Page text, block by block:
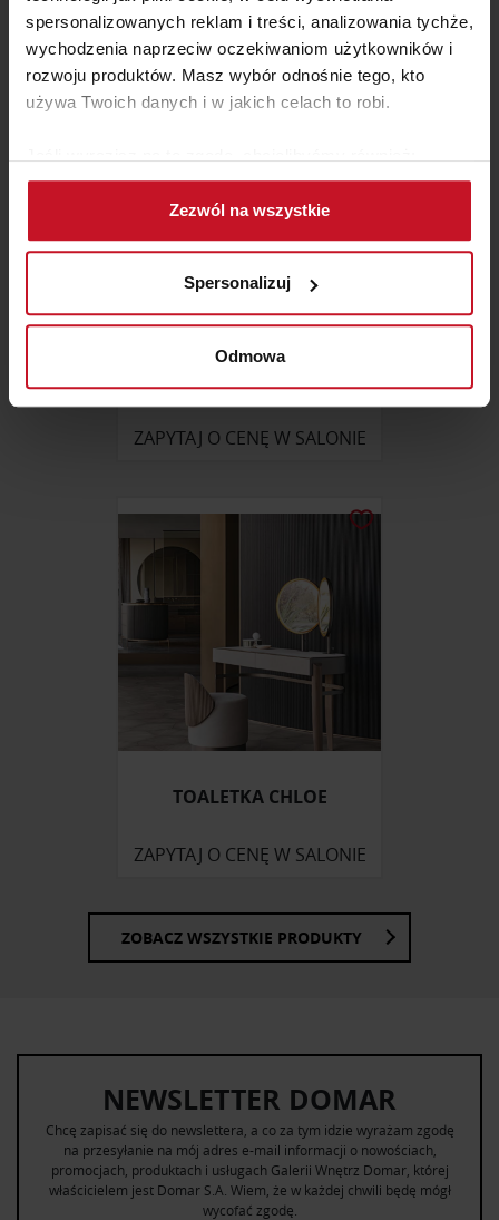
spersonalizowanych reklam i treści, analizowania tychże,
wychodzenia naprzeciw oczekiwaniom użytkowników i
rozwoju produktów. Masz wybór odnośnie tego, kto
używa Twoich danych i w jakich celach to robi.
Gromadzić dane dotyczące Twojej lokalizacji
geograficznej z dokładnością nawet do kilku metrów
Identyfikować Twoje urządzenie, aktywnie
(fingerprinting, czyli wirtualny odcisk palca)
Dowiedz się więcej odnośnie tego, jak Twoje osobiste
dane są przetwarzane oraz ustaw własne preferencje w
zmienić lub wycofać swoją zgodę w dowolnej chwili.
analizować ruch w naszej witrynie. Informacje o tym, jak
korzystasz z naszej witryny, udostępniamy partnerom
społecznościowym, reklamowym i analitycznym.
Partnerzy mogą połączyć te informacje z innymi danymi
otrzymanymi od Ciebie lub uzyskanymi podczas
korzystania z ich usług.
Zezwól na wszystkie
Spersonalizuj
Odmowa
ZAPYTAJ O CENĘ W SALONIE
ZAPYTAJ O CENĘ W SALONIE
TOALETKA CHLOE
ZAPYTAJ O CENĘ W SALONIE
ZOBACZ WSZYSTKIE PRODUKTY
NEWSLETTER DOMAR
Chcę zapisać się do newslettera, a co za tym idzie wyrażam zgodę
na przesyłanie na mój adres e-mail informacji o nowościach,
promocjach, produktach i usługach Galerii Wnętrz Domar, której
właścicielem jest Domar S.A. Wiem, że w każdej chwili będę mógł
wycofać zgodę.